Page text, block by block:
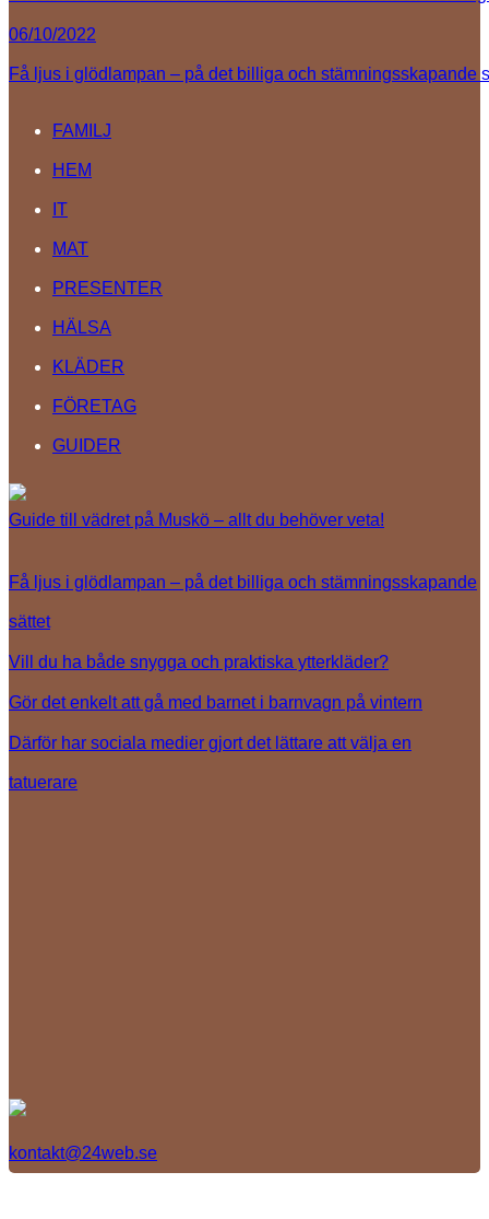
06/10/2022
Få ljus i glödlampan – på det billiga och stämningsskapande
FAMILJ
HEM
IT
MAT
PRESENTER
HÄLSA
KLÄDER
FÖRETAG
GUIDER
Guide till vädret på Muskö – allt du behöver veta!
Få ljus i glödlampan – på det billiga och stämningsskapande
sättet
Vill du ha både snygga och praktiska ytterkläder?
Gör det enkelt att gå med barnet i barnvagn på vintern
Därför har sociala medier gjort det lättare att välja en
tatuerare
kontakt@24web.se